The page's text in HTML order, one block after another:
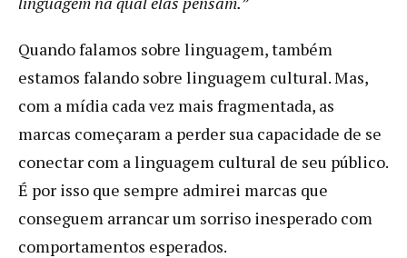
Quando falamos sobre linguagem, também
estamos falando sobre linguagem cultural. Mas,
com a mídia cada vez mais fragmentada, as
marcas começaram a perder sua capacidade de se
conectar com a linguagem cultural de seu público.
É por isso que sempre admirei marcas que
conseguem arrancar um sorriso inesperado com
comportamentos esperados.